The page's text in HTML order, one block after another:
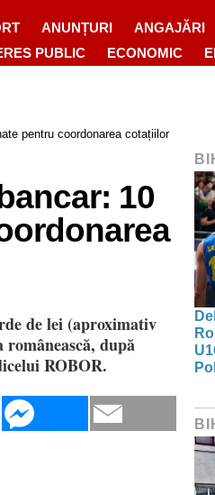
ANUNȚURI ANGAJĂRI
PUBLIC ECONOMIC
pentru coordonarea cotațiilor
10
de lei (aproximativ
după
ROBOR.